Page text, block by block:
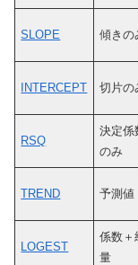
SLOPE 傾きの
INTERCEPT 切片の
RSQ
決定係
のみ
TREND 予測値
LOGEST
係数＋
量